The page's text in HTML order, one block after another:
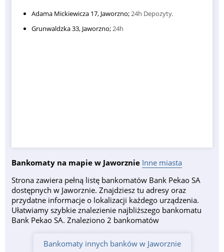
Adama Mickiewicza 17, Jaworzno;24h Depozyty.
Grunwaldzka 33, Jaworzno;24h
Bankomaty na mapie w Jaworznie Inne miasta
Strona zawiera pełną listę bankomatów Bank Pekao SA
dostępnych w Jaworznie. Znajdziesz tu adresy oraz
przydatne informacje o lokalizacji każdego urządzenia.
Ułatwiamy szybkie znalezienie najbliższego bankomatu
Bank Pekao SA. Znaleziono 2 bankomatów
Bankomaty innych banków w Jaworznie